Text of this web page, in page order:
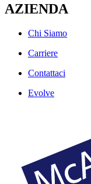
AZIENDA
Chi Siamo
Carriere
Contattaci
Evolve